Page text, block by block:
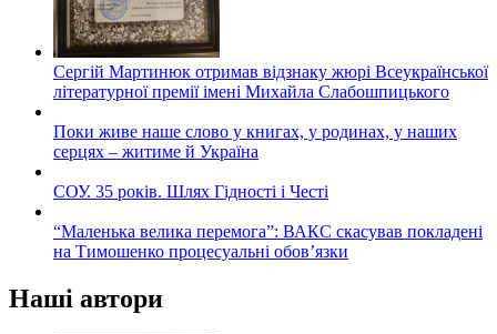
Сергій Мартинюк отримав відзнаку жюрі Всеукраїнської
літературної премії імені Михайла Слабошпицького
Поки живе наше слово у книгах, у родинах, у наших
серцях – житиме й Україна
СОУ. 35 років. Шлях Гідності і Честі
“Маленька велика перемога”: ВАКС скасував покладені
на Тимошенко процесуальні обов’язки
Наші автори